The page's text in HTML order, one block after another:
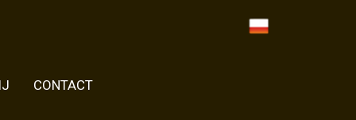
CONTACT